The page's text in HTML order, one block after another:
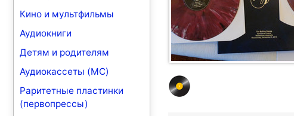
Кино и мультфильмы
Аудиокниги
Детям и родителям
Аудиокассеты (MC)
Раритетные пластинки
(первопрессы)